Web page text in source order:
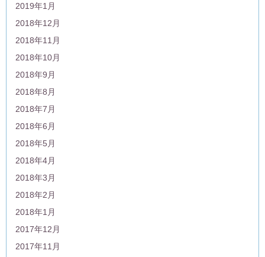
2019年1月
2018年12月
2018年11月
2018年10月
2018年9月
2018年8月
2018年7月
2018年6月
2018年5月
2018年4月
2018年3月
2018年2月
2018年1月
2017年12月
2017年11月